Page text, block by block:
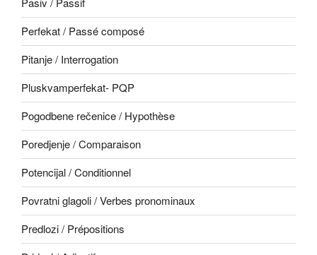
Perfekat / Passé composé
Pitanje / Interrogation
Pluskvamperfekat- PQP
Pogodbene rečenice / Hypothèse
Poredjenje / Comparaison
Potencijal / Conditionnel
Povratni glagoli / Verbes pronominaux
Predlozi / Prépositions